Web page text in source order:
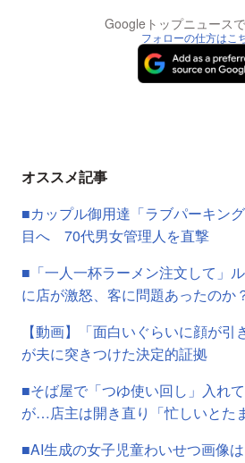
Googleトップニュース
フォローの仕方はこ
オススメ記事
■カップル御用達「ラブパーキン
目へ 70代男女管理人を直撃
■「一人一杯ラーメン注文して」
に店が激怒、客に問題あったのか
【動画】「面白いぐらいに顔が
が夫に突きつけた決定的証拠
■そば屋で「つゆ使い回し」入れ
が…店主は開き直り「忙しいとた
■AI生成の女子児童わいせつ画像